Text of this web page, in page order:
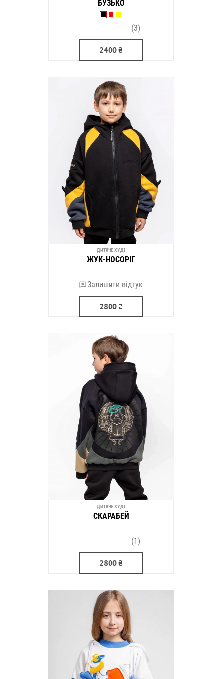
БУЗЬКО
(3)
2400₴
ДИТЯЧЕ ХУДІ
ЖУК-НОСОРІГ
Залишити відгук
2800₴
ДИТЯЧЕ ХУДІ
СКАРАБЕЙ
(1)
2800₴